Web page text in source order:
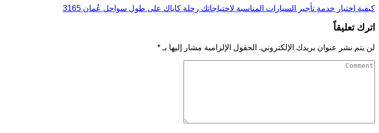
كيفية اختيار خدمة تأجير السيارات المناسبة لاحتياجاتك رحلة كاياك على طول سواحل عُمان 3165
اترك تعليقاً
لن يتم نشر عنوان بريدك الإلكتروني. الحقول الإلزامية مشار إليها بـ *